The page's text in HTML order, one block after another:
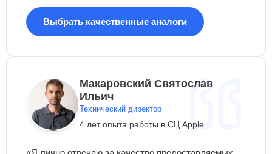
Выбрать качественные аналоги
Макаровский Святослав
Ильич
Технический директор
4 лет опыта работы в СЦ Apple